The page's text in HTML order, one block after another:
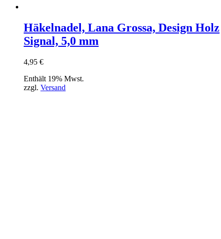
Häkelnadel, Lana Grossa, Design Holz
Signal, 5,0 mm
4,95 €
Enthält 19% Mwst.
zzgl. Versand